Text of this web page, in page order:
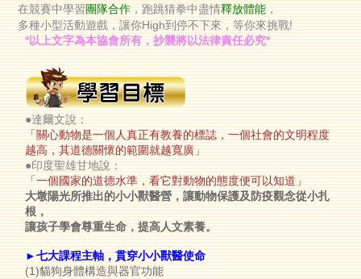
在競賽中學習團隊合作，跑跳猜拳中盡情釋放體能，
多種小型活動遊戲，讓你High到停不下來，等你來挑戰!
*以上文字為本協會所有，抄襲將以法律責任必究*
●達爾文說：
「關心動物是一個人真正有教養的標誌，一個社會的文明程度
越高，其道德關懷的範圍就越寬廣」
●印度聖雄甘地說：
「一個國家的道德水準，看它對動物的態度便可以知道」
大墩陽光所推出的小小獸醫營，讓動物保護及防疫觀念從小扎
根，
讓孩子學會尊重生命，提高人文素養。
►七大課程主軸，貫穿小小獸醫使命
(1)貓狗身體構造與器官功能